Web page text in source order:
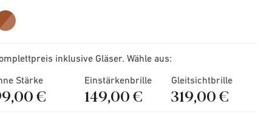
inklusive Gläser. Wähle aus:
Stärke
€
Einstärkenbrille
149,00 €
Gleitsichtbrille
319,00 €